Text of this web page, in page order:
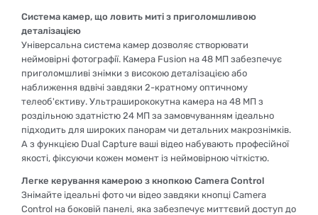
Система камер, що ловить миті з приголомшливою
деталізацією
Універсальна система камер дозволяє створювати
неймовірні фотографії. Камера Fusion на 48 МП забезпечує
приголомшливі знімки з високою деталізацією або
наближення вдвічі завдяки 2-кратному оптичному
телеоб'єктиву. Ультраширококутна камера на 48 МП з
роздільною здатністю 24 МП за замовчуванням ідеально
підходить для широких панорам чи детальних макрознімків.
А з функцією Dual Capture ваші відео набувають професійної
якості, фіксуючи кожен момент із неймовірною чіткістю.
Легке керування камерою з кнопкою Camera Control
Знімайте ідеальні фото чи відео завдяки кнопці Camera
Control на боковій панелі, яка забезпечує миттєвий доступ до